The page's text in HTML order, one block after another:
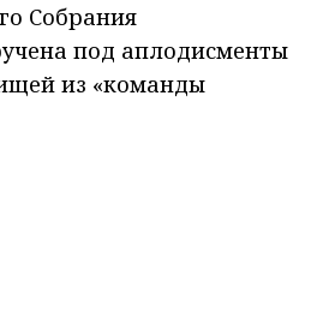
Собрания
под аплодисменты
из «команды